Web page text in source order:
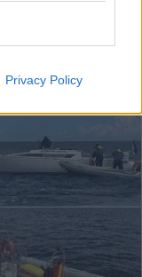
Privacy Policy